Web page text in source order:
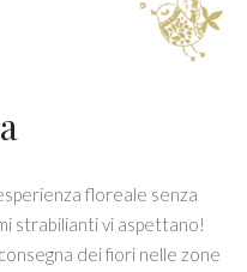
floreale senza
strabilianti vi aspettano!
dei fiori nelle zone